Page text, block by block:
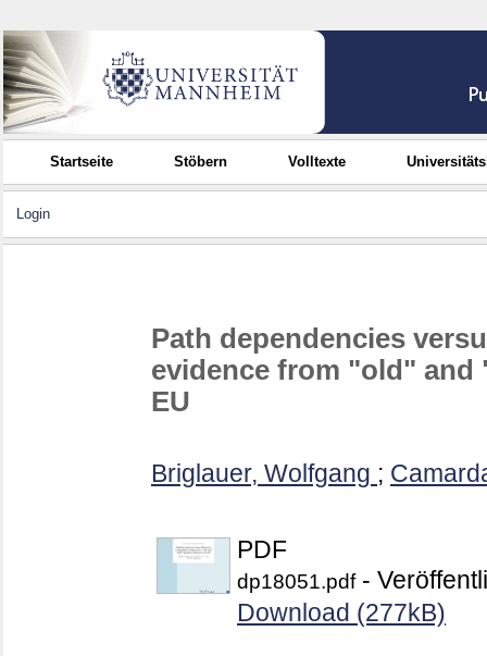
Startseite Stöbern Volltexte
Login
Path dependencies
evidence from "old" and
EU
Briglauer, Wolfgang ;
PDF
dp18051.pdf-
Download (277kB)